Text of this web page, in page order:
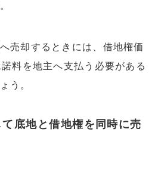
売却するときには、借地権価
料を地主へ支払う必要がある
う。
底地と借地権を同時に売